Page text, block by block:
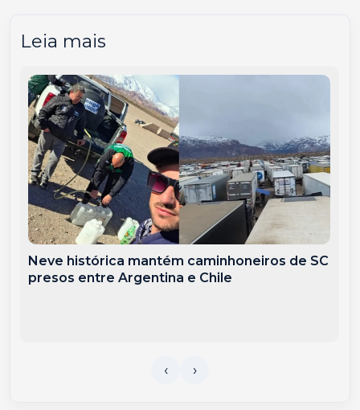
Leia mais
Neve histórica mantém caminhoneiros de SC
presos entre Argentina e Chile